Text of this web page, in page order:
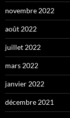
novembre 2022
août 2022
juillet 2022
mars 2022
janvier 2022
décembre 2021